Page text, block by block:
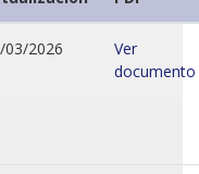
03/2026
Ver
documento